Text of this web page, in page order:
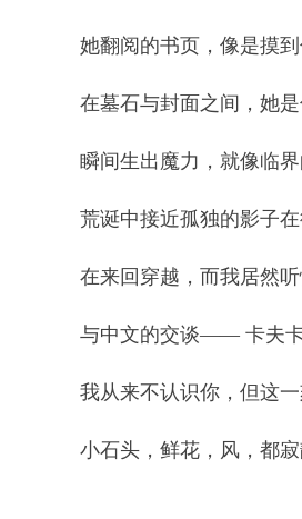
她翻阅的书页，像是摸
在墓石与封面之间，她
瞬间生出魔力，就像临
荒诞中接近孤独的影子
在来回穿越，而我居然
与中文的交谈—— 卡夫
我从来不认识你，但这
小石头，鲜花，风，都